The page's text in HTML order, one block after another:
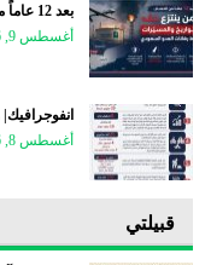
بعد 12 عاماً من الحصار.. اليمن ينتزع حقّه بالصواريخ…
أغسطس 9, 2026
أغسطس 8, 2026
قبيلتي